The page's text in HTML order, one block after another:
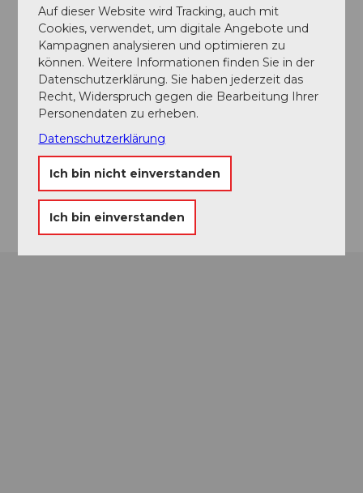
Sehenswertes
Touren
Kontaktdaten
Neuenkirch
Anreise
Auf dieser Website wird Tracking, auch mit
Cookies, verwendet, um digitale Angebote und
Kampagnen analysieren und optimieren zu
können. Weitere Informationen finden Sie in der
Datenschutzerklärung. Sie haben jederzeit das
Recht, Widerspruch gegen die Bearbeitung Ihrer
Personendaten zu erheben.
Datenschutzerklärung
Ich bin nicht einverstanden
Ich bin einverstanden